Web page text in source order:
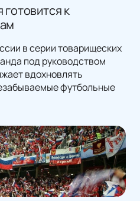
к
в серии товарищеских
под руководством
вдохновлять
футбольные